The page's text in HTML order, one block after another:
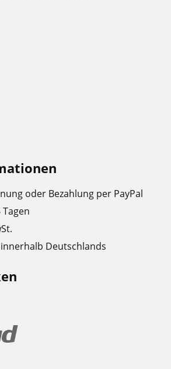
oder Bezahlung per PayPal
Deutschlands